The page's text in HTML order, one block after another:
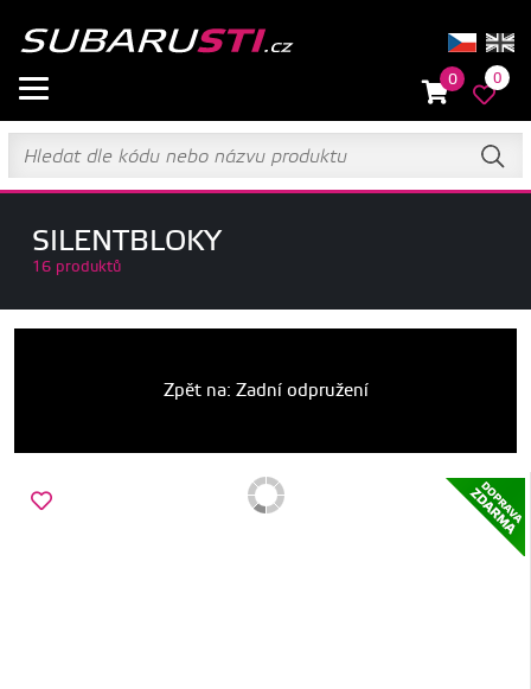
0 0
SILENTBLOKY
16 produktů
Zpět na: Zadní odpružení